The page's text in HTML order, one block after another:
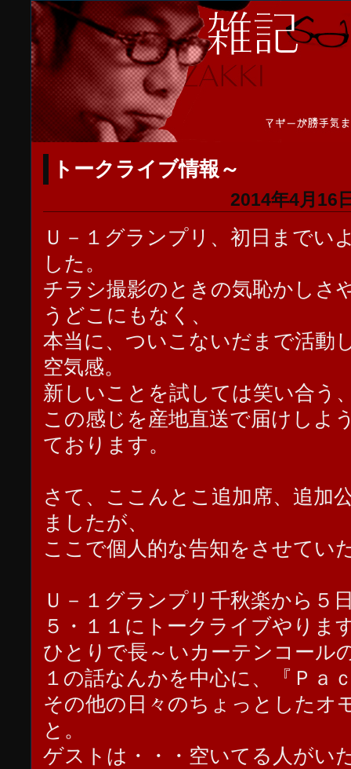
トークライブ情報～
2014年4月16
Ｕ－１グランプリ、初日までい
した。
チラシ撮影のときの気恥かしさ
うどこにもなく、
本当に、ついこないだまで活動
空気感。
新しいことを試しては笑い合う
この感じを産地直送で届けしよ
ております。
さて、ここんとこ追加席、追加
ましたが、
ここで個人的な告知をさせてい
Ｕ－１グランプリ千秋楽から５
５・１１にトークライブやりま
ひとりで長～いカーテンコール
１の話なんかを中心に、『Ｐａ
その他の日々のちょっとしたオ
と。
ゲストは・・・空いてる人がい